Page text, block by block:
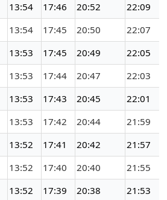
13:54 17:46 20:52
22:09
13:54 17:45 20:50
22:07
13:53 17:45 20:49
22:05
13:53 17:44 20:47
22:03
13:53 17:43 20:45
22:01
13:53 17:42 20:44
21:59
13:52 17:41 20:42
21:57
13:52 17:40 20:40
21:55
13:52 17:39 20:38
21:53